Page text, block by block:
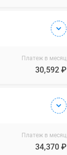
Платеж в месяц
30,592 ₽
Платеж в месяц
34,370 ₽